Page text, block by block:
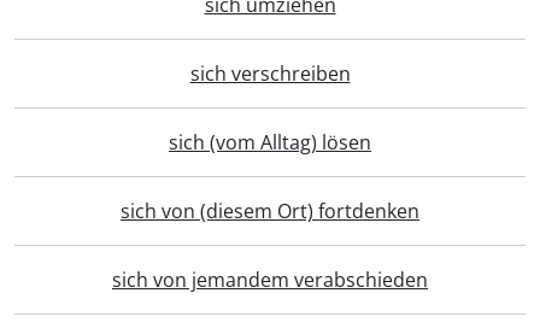
sich verschreiben
sich (vom Alltag) lösen
sich von (diesem Ort) fortdenken
sich von jemandem verabschieden